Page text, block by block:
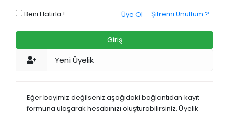
Beni Hatırla ! Şifremi Unuttum ?
Üye Ol
Giriş
Yeni Üyelik
Eğer bayimiz değilseniz aşağıdaki bağlantıdan kayıt
formuna ulaşarak hesabınızı oluşturabilirsiniz. Üyelik